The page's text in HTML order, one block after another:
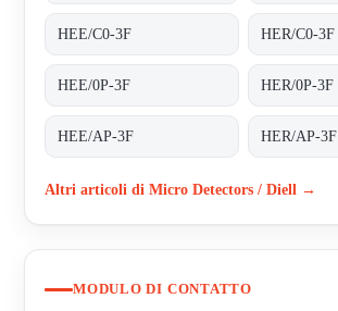
HEE/C0-3F HER/C0-3F
HEE/0P-3F HER/0P-3F
HEE/AP-3F HER/AP-3F
Altri articoli di Micro Detectors / Diell →
MODULO DI CONTATTO